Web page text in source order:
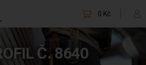
0 Kč
Č. 8640